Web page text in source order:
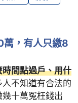
萬，有人只繳8
間點過戶、用什
人不知道有合法的
十萬冤枉錢出